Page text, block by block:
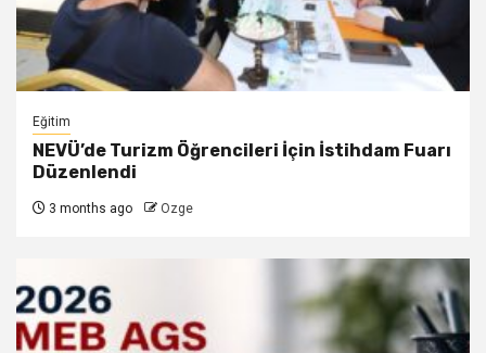
Eğitim
NEVÜ’de Turizm Öğrencileri İçin İstihdam Fuarı
Düzenlendi
3 months ago Ozge